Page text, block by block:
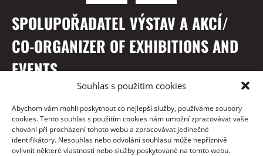
Souhlas s použitím cookies
Abychom vám mohli poskytnout co nejlepší služby, používáme soubory
cookies. Tento souhlas s použitím cookies nám umožní zpracovávat vaše
chování při procházení tohoto webu a zpracovávat jedinečné
identifikátory. Nesouhlas nebo odvolání souhlasu může nepříznivě
ovlivnit některé vlastnosti nebo služby poskytované na tomto webu.
SPOLUPOŘADATEL VÝSTAV A AKCÍ/
CO-ORGANIZER OF EXHIBITIONS AND
EVENTS